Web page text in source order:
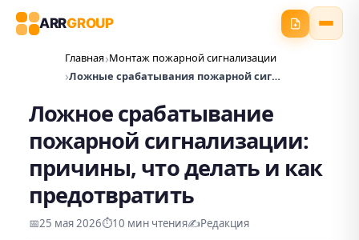
ARRGROUP
Главная Монтаж пожарной сигнализации
Ложные срабатывания пожарной сигнализации
Ложное срабатывание
пожарной сигнализации:
причины, что делать и как
предотвратить
📅25 мая 2026⏱️10 мин чтения✍️Редакция